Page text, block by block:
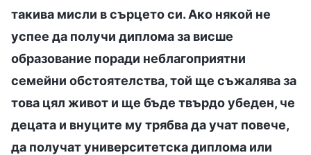
такива мисли в сърцето си. Ако някой не
успее да получи диплома за висше
образование поради неблагоприятни
семейни обстоятелства, той ще съжалява за
това цял живот и ще бъде твърдо убеден, че
децата и внуците му трябва да учат повече,
да получат университетска диплома или